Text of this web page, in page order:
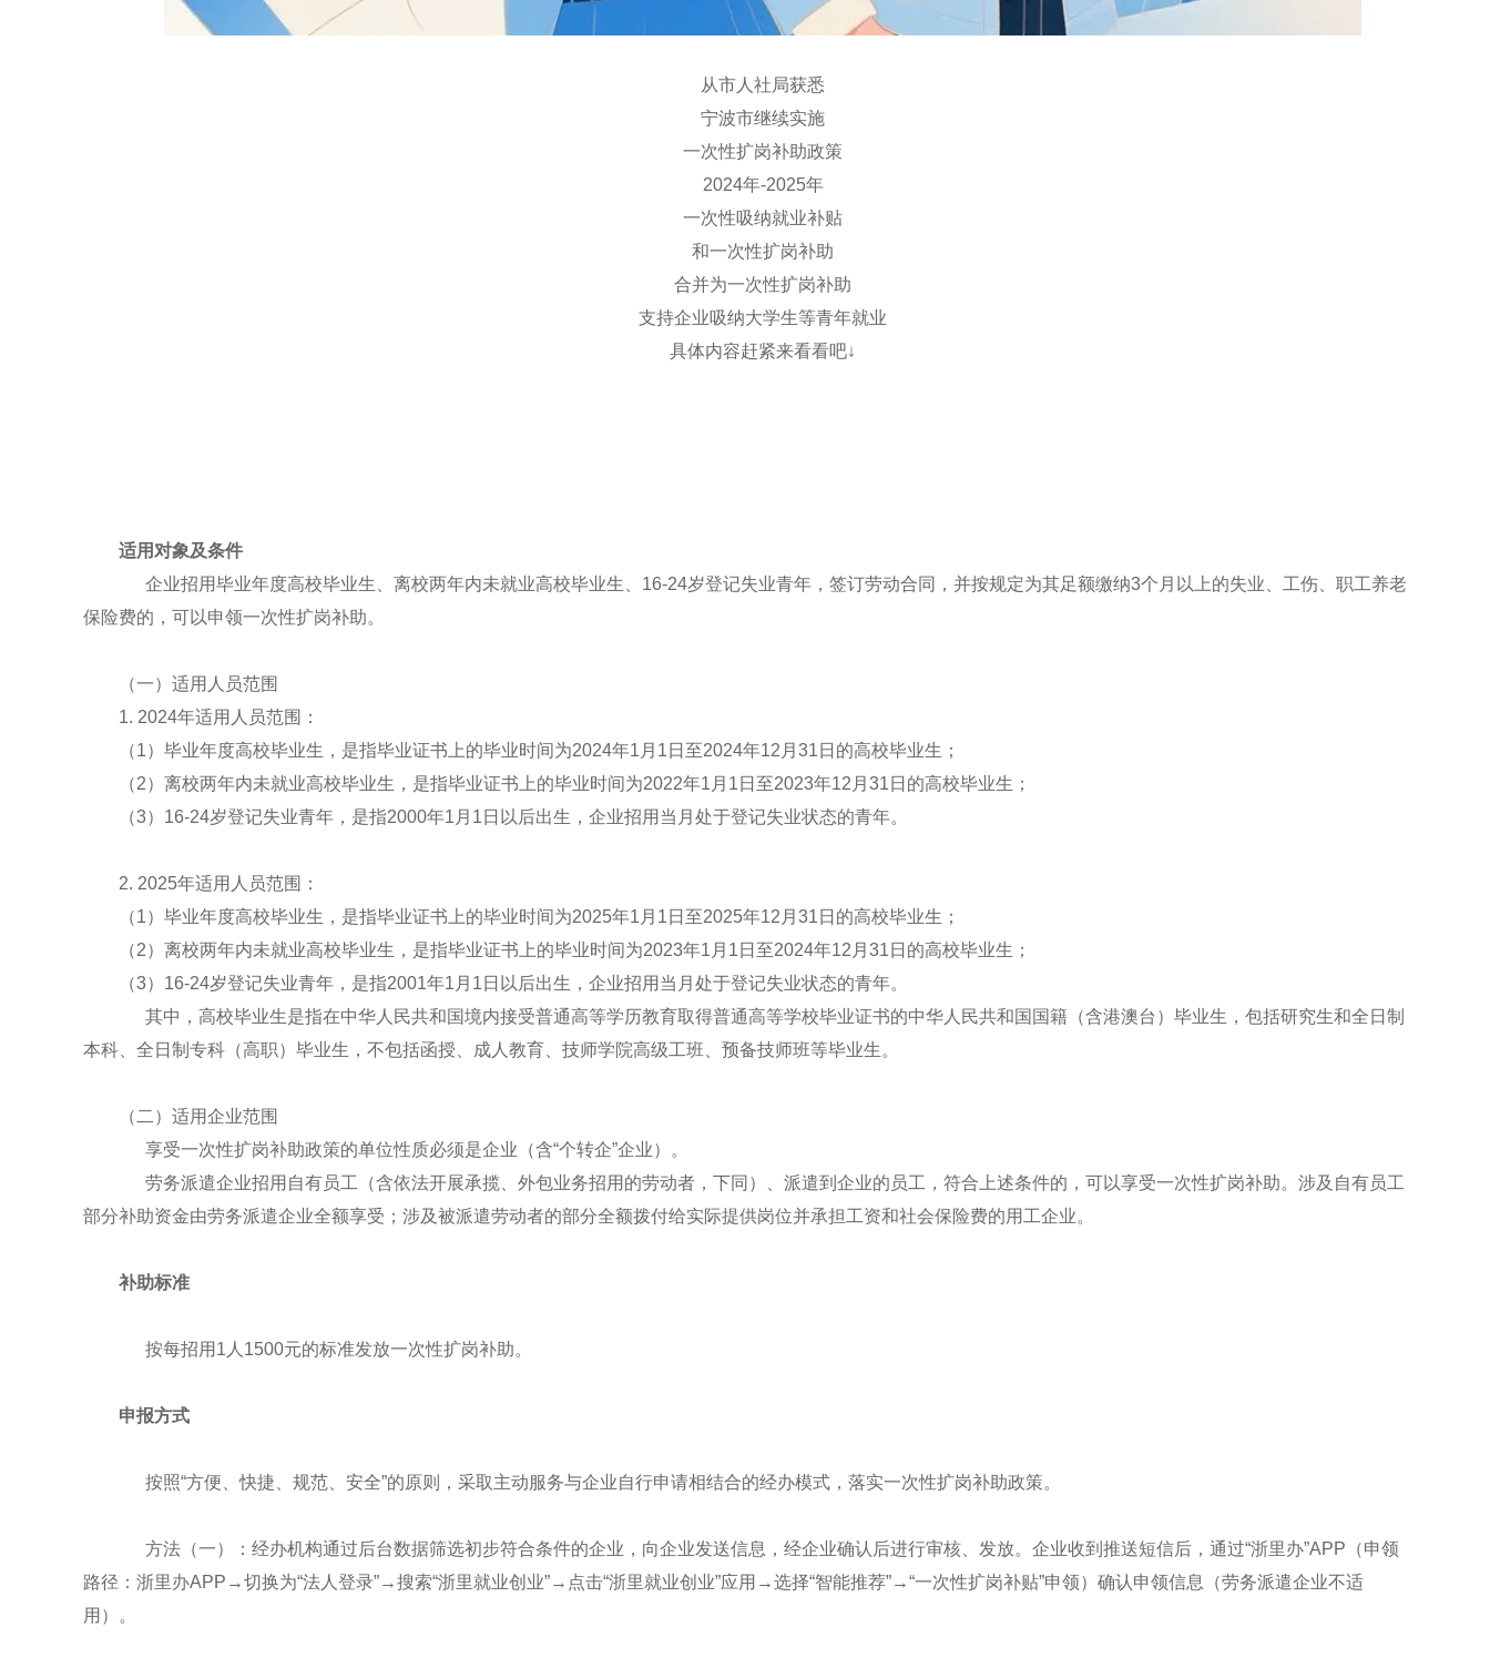
从市人社局获悉
宁波市继续实施
一次性扩岗补助政策
2024年-2025年
一次性吸纳就业补贴
和一次性扩岗补助
合并为一次性扩岗补助
支持企业吸纳大学生等青年就业
具体内容赶紧来看看吧↓
适用对象及条件
企业招用毕业年度高校毕业生、离校两年内未就业高校毕业生、16-24岁登记失业青年，签订劳动合同，并按规定为其足额缴纳3个月以上的失业、工伤、职工养老
保险费的，可以申领一次性扩岗补助。
（一）适用人员范围
1. 2024年适用人员范围：
（1）毕业年度高校毕业生，是指毕业证书上的毕业时间为2024年1月1日至2024年12月31日的高校毕业生；
（2）离校两年内未就业高校毕业生，是指毕业证书上的毕业时间为2022年1月1日至2023年12月31日的高校毕业生；
（3）16-24岁登记失业青年，是指2000年1月1日以后出生，企业招用当月处于登记失业状态的青年。
2. 2025年适用人员范围：
（1）毕业年度高校毕业生，是指毕业证书上的毕业时间为2025年1月1日至2025年12月31日的高校毕业生；
（2）离校两年内未就业高校毕业生，是指毕业证书上的毕业时间为2023年1月1日至2024年12月31日的高校毕业生；
（3）16-24岁登记失业青年，是指2001年1月1日以后出生，企业招用当月处于登记失业状态的青年。
其中，高校毕业生是指在中华人民共和国境内接受普通高等学历教育取得普通高等学校毕业证书的中华人民共和国国籍（含港澳台）毕业生，包括研究生和全日制
本科、全日制专科（高职）毕业生，不包括函授、成人教育、技师学院高级工班、预备技师班等毕业生。
（二）适用企业范围
享受一次性扩岗补助政策的单位性质必须是企业（含“个转企”企业）。
劳务派遣企业招用自有员工（含依法开展承揽、外包业务招用的劳动者，下同）、派遣到企业的员工，符合上述条件的，可以享受一次性扩岗补助。涉及自有员工
部分补助资金由劳务派遣企业全额享受；涉及被派遣劳动者的部分全额拨付给实际提供岗位并承担工资和社会保险费的用工企业。
补助标准
按每招用1人1500元的标准发放一次性扩岗补助。
申报方式
按照“方便、快捷、规范、安全”的原则，采取主动服务与企业自行申请相结合的经办模式，落实一次性扩岗补助政策。
方法（一）：经办机构通过后台数据筛选初步符合条件的企业，向企业发送信息，经企业确认后进行审核、发放。企业收到推送短信后，通过“浙里办”APP（申领
路径：浙里办APP→切换为“法人登录”→搜索“浙里就业创业”→点击“浙里就业创业”应用→选择“智能推荐”→“一次性扩岗补贴”申领）确认申领信息（劳务派遣企业不适
用）。